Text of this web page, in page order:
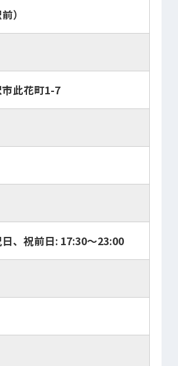
）
此花町1-7
、祝前日: 17:30～23:00